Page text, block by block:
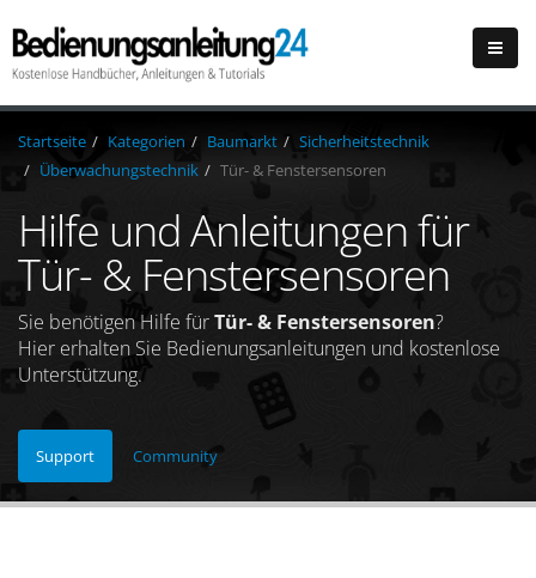
Startseite Kategorien Baumarkt
Sicherheitstechnik
Überwachungstechnik
Tür- & Fenstersensoren
Hilfe und Anleitungen für
Tür- & Fenstersensoren
Sie benötigen Hilfe fürTür- & Fenstersensoren?
Hier erhalten Sie Bedienungsanleitungen und kostenlose
Unterstützung.
Support Community